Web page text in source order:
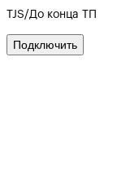
TJS/До конца ТП
Подключить